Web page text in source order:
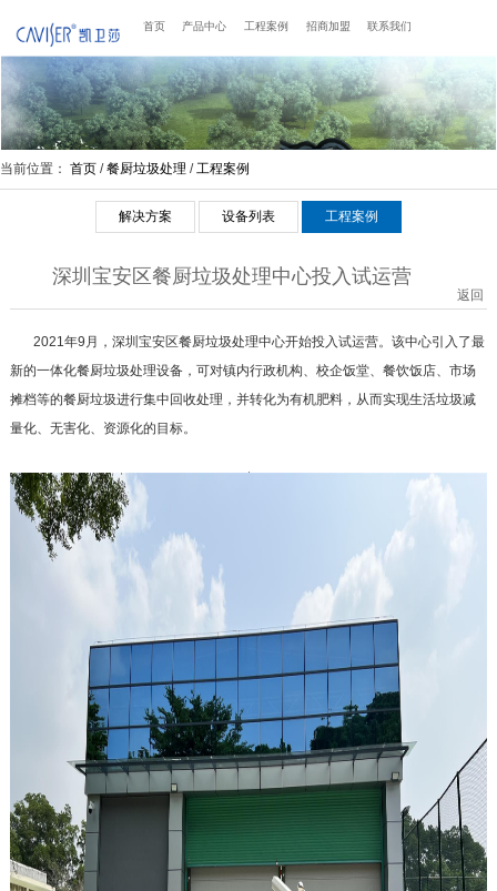
首页 产品中心 工程案例 招商加盟 联系我们
当前位置： 首页 /餐厨垃圾处理 /工程案例
解决方案 设备列表 工程案例
深圳宝安区餐厨垃圾处理中心投入试运营
返回
2021年9月，深圳宝安区餐厨垃圾处理中心开始投入试运营。该中心引入了最
新的一体化餐厨垃圾处理设备，可对镇内行政机构、校企饭堂、餐饮饭店、市场
摊档等的餐厨垃圾进行集中回收处理，并转化为有机肥料，从而实现生活垃圾减
量化、无害化、资源化的目标。